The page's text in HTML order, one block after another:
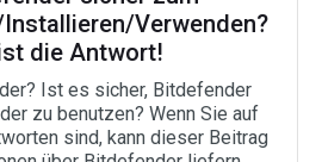
Verwenden?
die Antwort!
Ist es sicher, Bitdefender
zu benutzen? Wenn Sie auf
sind, kann dieser Beitrag